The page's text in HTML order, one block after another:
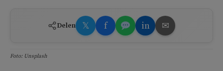
Delen 𝕏 f in ✉
Foto: Unsplash